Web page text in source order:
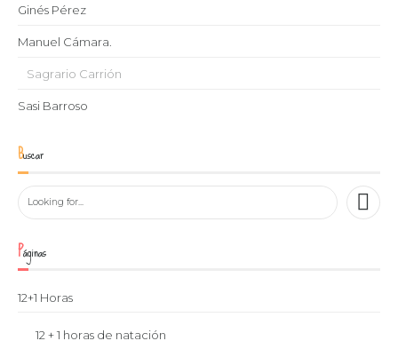
Ginés Pérez
Manuel Cámara.
Sagrario Carrión
Sasi Barroso
Buscar
Páginas
12+1 Horas
12 + 1 horas de natación